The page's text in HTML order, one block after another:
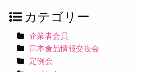
カテゴリー
企業者会員
日本食品情報交換会
定例会